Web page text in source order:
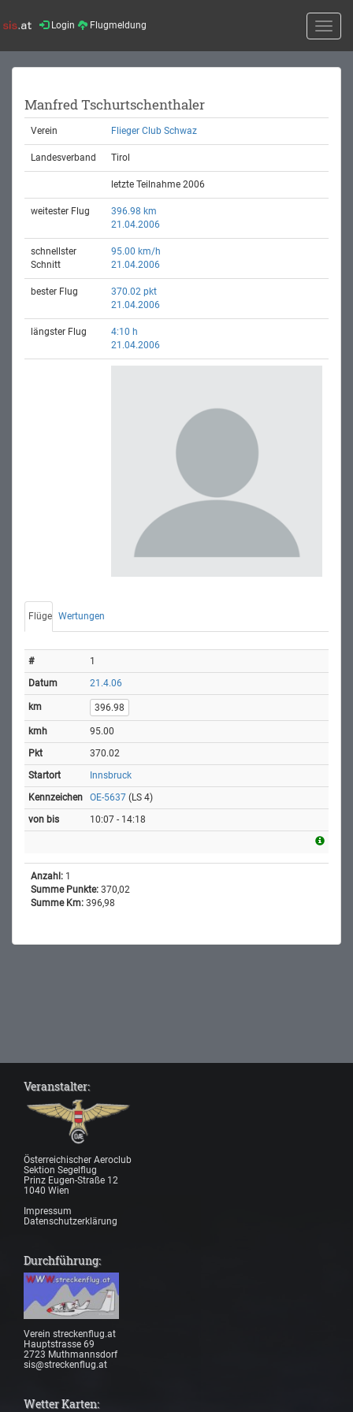
Login Flugmeldung
Toggle
Manfred Tschurtschenthaler
Verein Flieger Club Schwaz
Landesverband Tirol
letzte Teilnahme 2006
weitester Flug
396.98 km
21.04.2006
schnellster
Schnitt
95.00 km/h
21.04.2006
bester Flug
370.02 pkt
21.04.2006
längster Flug
4:10 h
21.04.2006
Flüge Wertungen
1
21.4.06
396.98
95.00
370.02
Innsbruck
OE-5637 (LS 4)
10:07 - 14:18
Anzahl: 1
Summe Punkte: 370,02
Summe Km: 396,98
Veranstalter:
Österreichischer Aeroclub
Sektion Segelflug
Prinz Eugen-Straße 12
1040 Wien
Impressum
Datenschutzerklärung
Durchführung:
Verein streckenflug.at
Hauptstrasse 69
2723 Muthmannsdorf
sis@streckenflug.at
Wetter Karten: